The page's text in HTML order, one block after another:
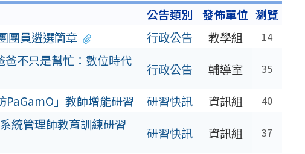
公告類別 發佈單位 瀏覽
團員遴選簡章 行政公告 教學組 14
不只是幫忙：數位時代
行政公告 輔導室 35
PaGamO」教師增能研習 研習快訊 資訊組 40
統管理師教育訓練研習
研習快訊 資訊組 37